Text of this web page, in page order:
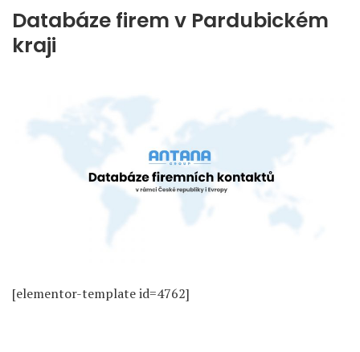
Databáze firem v Pardubickém
kraji
[elementor-template id=4762]